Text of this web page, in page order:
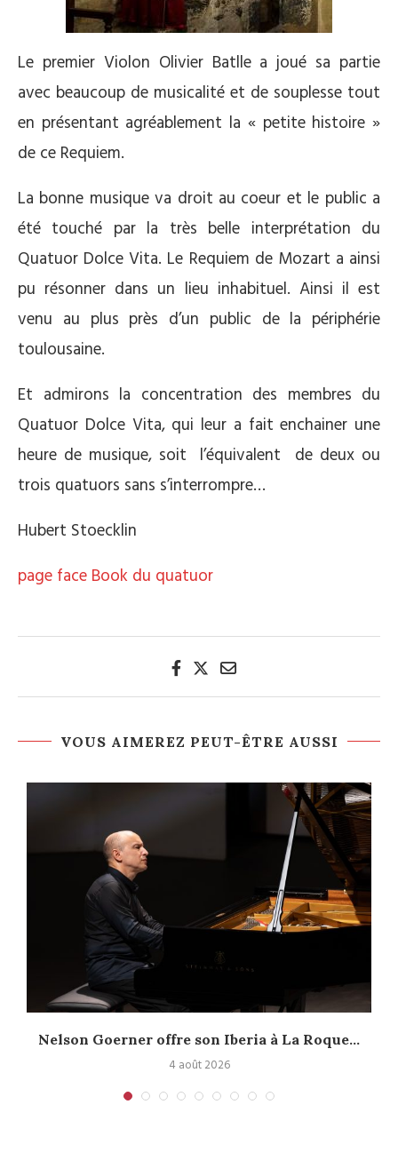
Le premier Violon Olivier Batlle a joué sa partie
avec beaucoup de musicalité et de souplesse tout
en présentant agréablement la « petite histoire »
de ce Requiem.
La bonne musique va droit au coeur et le public a
été touché par la très belle interprétation du
Quatuor Dolce Vita. Le Requiem de Mozart a ainsi
pu résonner dans un lieu inhabituel. Ainsi il est
venu au plus près d’un public de la périphérie
toulousaine.
Et admirons la concentration des membres du
Quatuor Dolce Vita, qui leur a fait enchainer une
heure de musique, soit l’équivalent de deux ou
trois quatuors sans s’interrompre…
Hubert Stoecklin
page face Book du quatuor
VOUS AIMEREZ PEUT-ÊTRE AUSSI
Nelson Goerner offre son Iberia à La Roque...
4 août 2026